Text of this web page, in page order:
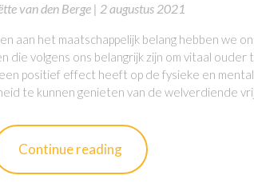
van den Berge | 2 augustus 2021
aan het maatschappelijk belang hebben we
die volgens ons belangrijk zijn om vitaal
positief effect heeft op de fysieke en
te kunnen genieten van de welverdiende
Continue reading